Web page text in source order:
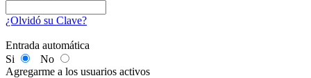
¿Olvidó su Clave?
Entrada automática
Si
No
Agregarme a los usuarios activos